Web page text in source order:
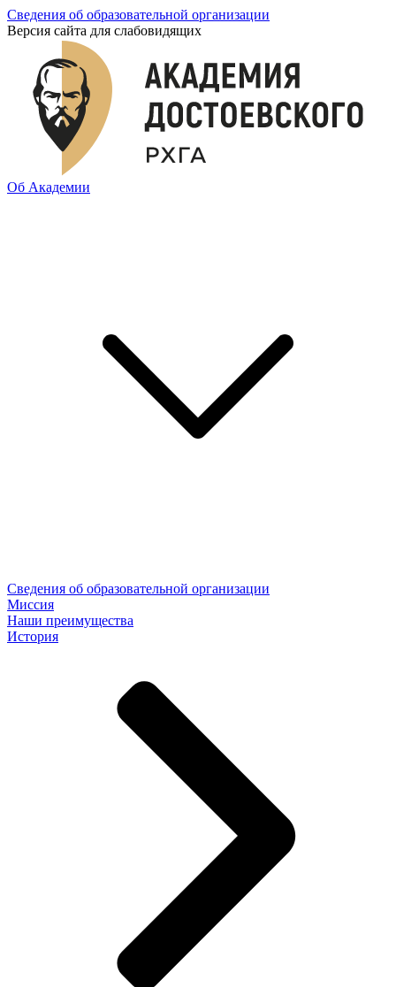
Сведения об образовательной организации
Версия сайта для слабовидящих
Об Академии
Сведения об образовательной организации
Миссия
Наши преимущества
История